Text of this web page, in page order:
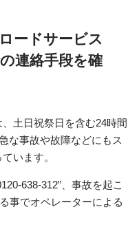
ードサービス
連絡手段を確
土日祝祭日を含む24時間
な事故や故障などにもス
います。
638-312”、事故を起こ
事でオペレーターによる